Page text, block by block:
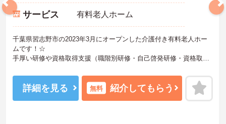
サービス 有料老人ホーム
千葉県習志野市の2023年3月にオープンした介護付き有料老人ホー
ムです！☆
手厚い研修や資格取得支援（職階別研修・自己啓発研修・資格取得
質向上と資格取得のサポートを行っております）があります！
スキルアップされたい方や未経験の方にもおすすめです！また、す
べての働く方が「安心して長く活躍できる職場」を提供すべく、
詳細を見る 無料 紹介してもらう